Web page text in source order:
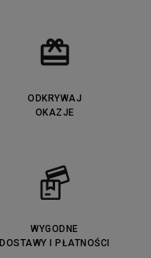
ODKRYWAJ
OKAZJE
WYGODNE
DOSTAWY I PŁATNOŚCI